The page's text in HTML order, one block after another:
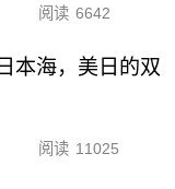
阅读 6642
本海，美日的双
阅读 11025